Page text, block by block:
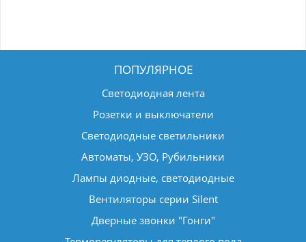
ПОПУЛЯРНОЕ
Светодиодная лента
Розетки и выключатели
Светодиодные светильники
Автоматы, УЗО, Рубильники
Лампы диодные, светодиодные
Вентиляторы серии Silent
Дверные звонки "Гонги"